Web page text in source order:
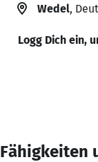
Wedel,
Logg Dich ein,
Fähigkeiten